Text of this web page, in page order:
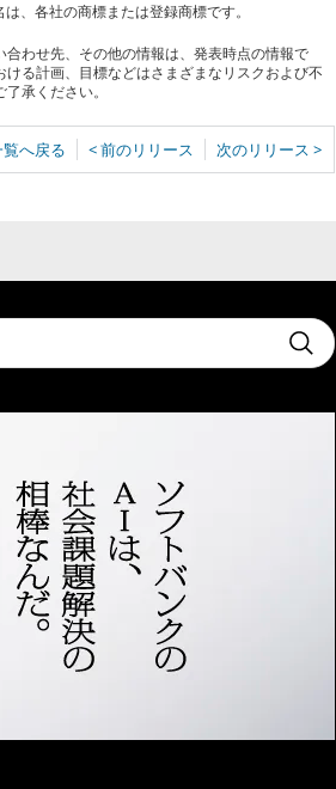
、各社の商標または登録商標です。
わせ先、その他の情報は、発表時点の情報で
る計画、目標などはさまざまなリスクおよび不
承ください。
へ戻る < 前のリリース 次のリリース >
Submit